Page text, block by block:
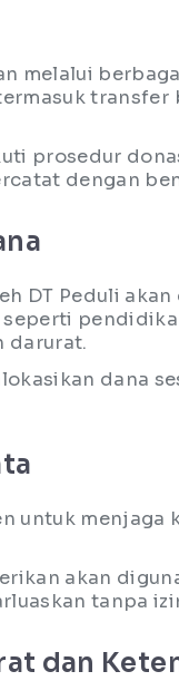
melalui
prosedur
dengan
DT Peduli
darurat.
dana
untuk
akan
tanpa
dan